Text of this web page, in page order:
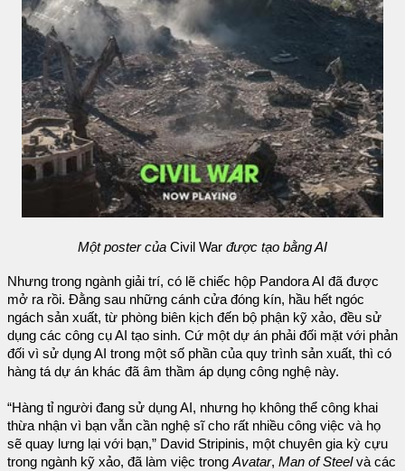
Một poster của Civil War được tạo bằng AI
Nhưng trong ngành giải trí, có lẽ chiếc hộp Pandora AI đã được
mở ra rồi. Đằng sau những cánh cửa đóng kín, hầu hết ngóc
ngách sản xuất, từ phòng biên kịch đến bộ phận kỹ xảo, đều sử
dụng các công cụ AI tạo sinh. Cứ một dự án phải đối mặt với phản
đối vì sử dụng AI trong một số phần của quy trình sản xuất, thì có
hàng tá dự án khác đã âm thầm áp dụng công nghệ này.
“Hàng tỉ người đang sử dụng AI, nhưng họ không thể công khai
thừa nhận vì bạn vẫn cần nghệ sĩ cho rất nhiều công việc và họ
sẽ quay lưng lại với bạn,” David Stripinis, một chuyên gia kỳ cựu
trong ngành kỹ xảo, đã làm việc trong Avatar, Man of Steelvà các